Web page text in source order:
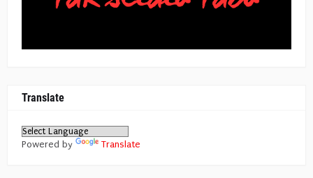
Translate
Powered by Translate